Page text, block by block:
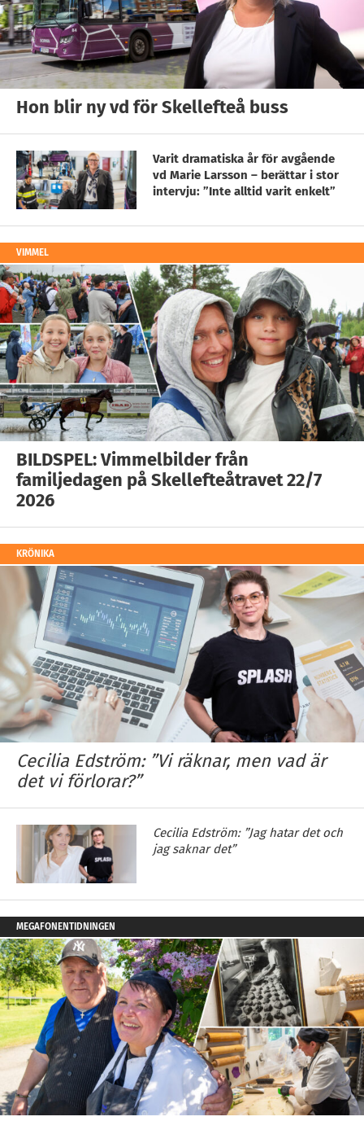
Hon blir ny vd för Skellefteå buss
Varit dramatiska år för avgående
vd Marie Larsson – berättar i stor
intervju: ”Inte alltid varit enkelt”
VIMMEL
BILDSPEL: Vimmelbilder från
familjedagen på Skellefteåtravet 22/7
2026
KRÖNIKA
Cecilia Edström: ”Vi räknar, men vad är
det vi förlorar?”
Cecilia Edström: ”Jag hatar det och
jag saknar det”
MEGAFONENTIDNINGEN